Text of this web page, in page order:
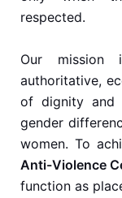
respected.
Our
authoritative,
of dignity and
gender
women. To
Anti-Violence
function as